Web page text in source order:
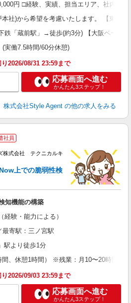
円 □経験、実績、担当エリア、社内等
社)から希望を考慮いたします。 【東京
鉄「蔵前駅」→徒歩(約3分) 【大阪ベー
働7.5時間/60分休憩)
2026/08/31 23:59まで
応募画面へ進む
かんたん3ステップ！
株式会社Style Agent の他の求人をみる
社員
株式会社 テクニカルキ
上での脆弱性検
知機能の構築
経験・能力による）
寄駅：三ノ宮駅
駅より徒歩1分
間、休憩1時間） ※残業：月10〜20時間程
2026/09/03 23:59まで
応募画面へ進む
かんたん3ステップ！